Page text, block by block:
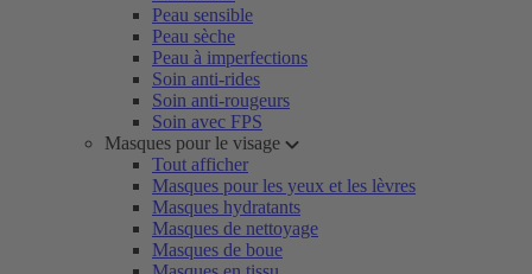
Peau sensible
Peau sèche
Peau à imperfections
Soin anti-rides
Soin anti-rougeurs
Soin avec FPS
Masques pour le visage
Tout afficher
Masques pour les yeux et les lèvres
Masques hydratants
Masques de nettoyage
Masques de boue